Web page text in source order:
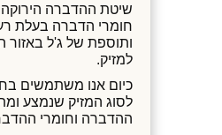
שיטת ההדברה
חומרי הדברה בעלת
ותוספת של ג'ל באזור
למזיק.
כיום אנו משתמשים
לסוג המזיק שנמצע
ההדברה וחומרי